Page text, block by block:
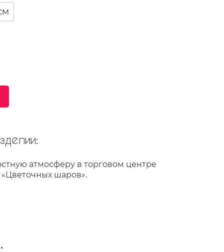
атмосферу в торговом центре
шаров».